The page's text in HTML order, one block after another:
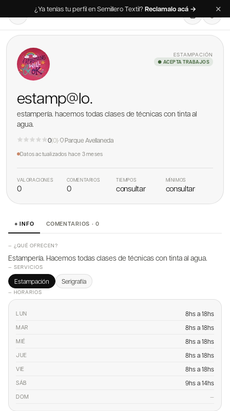
¿Ya tenías tu perfil en Semillero Textil? Reclamalo acá → ✕
ESTAMPACIÓN
● ACEPTA TRABAJOS
estamp@lo.
estampería. hacemos todas clases de técnicas con tinta al
agua.
0(0)· Parque Avellaneda
Datos actualizados hace 3 meses
VALORACIONES
0
COMENTARIOS
0
TIEMPOS
consultar
MÍNIMOS
consultar
+ INFO COMENTARIOS · 0
— ¿QUÉ OFRECEN?
Estampería. Hacemos todas clases de técnicas con tinta al agua.
— SERVICIOS
Estampación Serigrafía
— HORARIOS
LUN 8hs a 18hs
MAR 8hs a 18hs
MIÉ 8hs a 18hs
JUE 8hs a 18hs
VIE 8hs a 18hs
SÁB 9hs a 14hs
DOM —